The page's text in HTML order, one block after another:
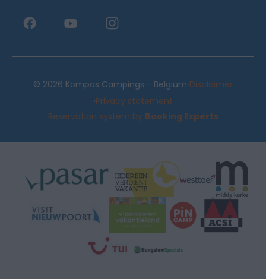
© 2026 Kompas Campings - Belgium·Disclaimer
·Privacy statement
Reservation system by Booking Experts